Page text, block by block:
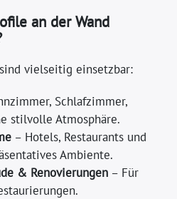
an der Wand
vielseitig einsetzbar:
Schlafzimmer,
stilvolle Atmosphäre.
– Hotels, Restaurants und
Ambiente.
& Renovierungen – Für